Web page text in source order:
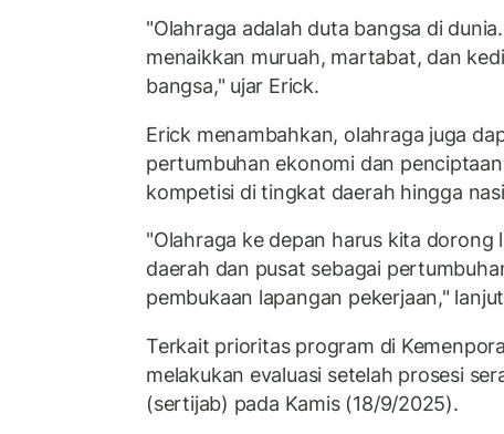
"Olahraga adalah duta bangsa di
menaikkan muruah, martabat, dan
bangsa," ujar Erick.
Erick menambahkan, olahraga juga
pertumbuhan ekonomi dan
kompetisi di tingkat daerah hingga
"Olahraga ke depan harus kita dorong
daerah dan pusat sebagai
pembukaan lapangan pekerjaan,"
Terkait prioritas program di
melakukan evaluasi setelah prosesi
(sertijab) pada Kamis (18/9/2025).